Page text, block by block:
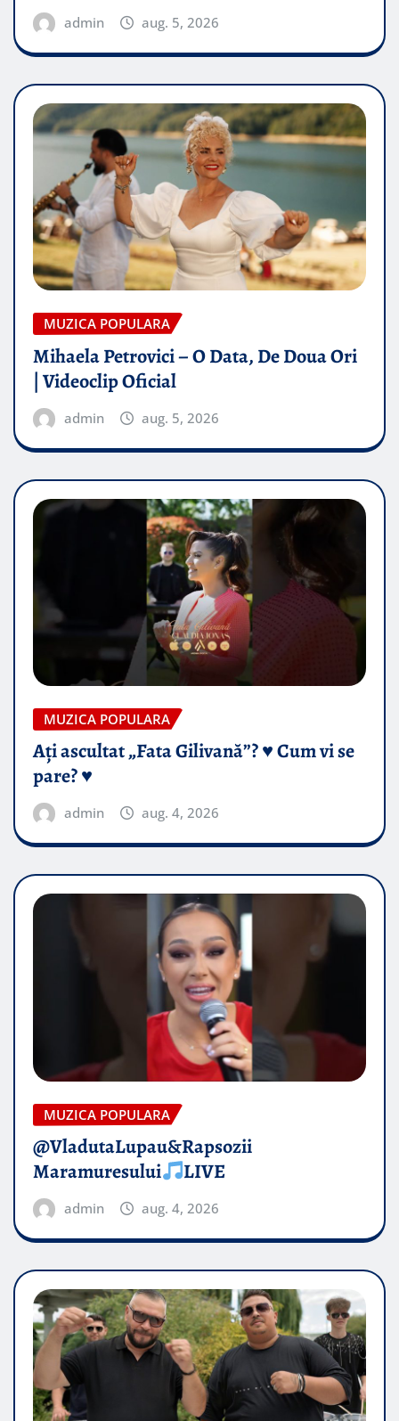
admin aug. 5, 2026
MUZICA POPULARA
Mihaela Petrovici – O Data, De Doua Ori
| Videoclip Oficial
admin aug. 5, 2026
MUZICA POPULARA
Ați ascultat „Fata Gilivană”? ♥️ Cum vi se
pare? ♥️
admin aug. 4, 2026
MUZICA POPULARA
@VladutaLupau&Rapsozii
Maramuresului
LIVE
admin aug. 4, 2026